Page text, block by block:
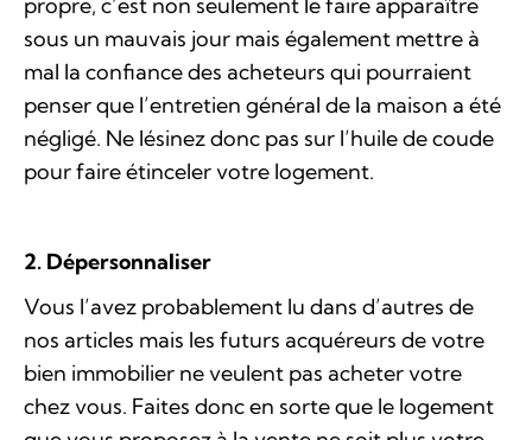
sous un mauvais jour mais également mettre à
mal la confiance des acheteurs qui pourraient
penser que l’entretien général de la maison a été
négligé. Ne lésinez donc pas sur l’huile de coude
pour faire étinceler votre logement.
2. Dépersonnaliser
Vous l’avez probablement lu dans d’autres de
nos articles mais les futurs acquéreurs de votre
bien immobilier ne veulent pas acheter votre
chez vous. Faites donc en sorte que le logement